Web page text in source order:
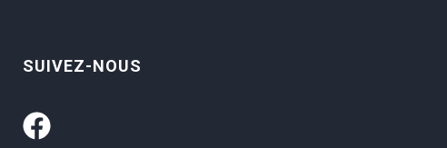
SUIVEZ-NOUS